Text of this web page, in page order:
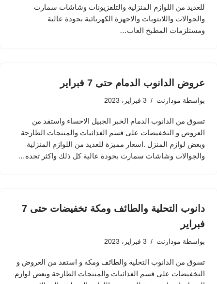
للعديد من اللوازم المنزلية والتلفزيونات وشاشات سمارت
والجوالات واللابتوبات والاجهزة الكهربائية بجودة عالية
ومستلزمات المطبخ العاب…
عروض الدانوب الدمام حتى 7 فبراير
بواسطة مودارنت 3 فبراير، 2023
تسوق من الدانوب الدمام الخبر الجبيل الاحساء واستفد من
العروض و التخفيضات على قسم الغذائيات والمنتجات الطازجة
وبعض لوازم المنزل .اسعار مميزة للعديد من اللوازم المنزلية
والجوالات وشاشات سمارت بجودة عالية كل ذلك واكثر تجده…
دانوب التحلية والطائف ومكة تخفيضات حتى 7
فبراير
بواسطة مودارنت 3 فبراير، 2023
تسوق من الدانوب التحلية والطائف ومكة و استفد من العروض و
التخفيضات على قسم الغذائيات والمنتجات الطازجة وبعض لوازم